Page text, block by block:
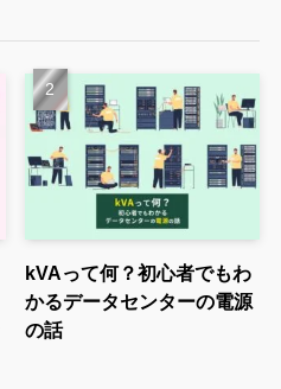
kVAって何？初心者でもわ
かるデータセンターの電源
の話